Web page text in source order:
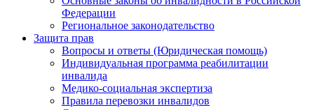
Федерации
Региональное законодательство
Защита прав
Вопросы и ответы (Юридическая помощь)
Индивидуальная программа реабилитации
инвалида
Медико-социальная экспертиза
Правила перевозки инвалидов